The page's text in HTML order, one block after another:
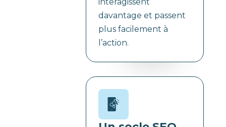
davantage et passent
plus facilement à
l’action.